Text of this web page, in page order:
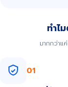
ทำไ
มากกว่า
01